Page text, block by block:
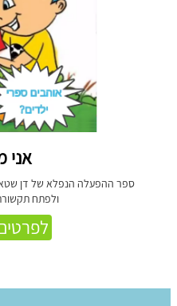
אני
ספר ההפעלה הנפלא של דן
ולפתח